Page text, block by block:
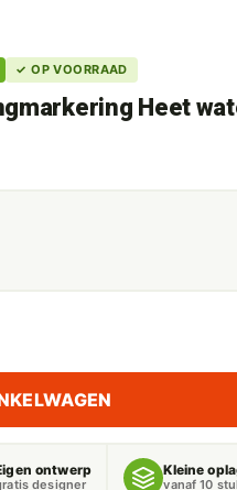
✓ OP VOORRAAD
Heet
ontwerp
designer
Kleine
vanaf 10